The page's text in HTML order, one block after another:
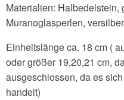
Materialien: Halbedelstein,
Muranoglasperlen,
Einheitslänge ca. 18 cm (
oder größer 19,20,21 cm,
ausgeschlossen, da es
handelt)